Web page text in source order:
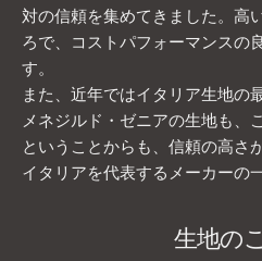
対の信頼を集めてきました。高
ろで、コストパフォーマンスの
す。
また、近年ではイタリア生地の
メネジルド・ゼニアの生地も、
ということからも、信頼の高さ
イタリアを代表するメーカーの
生地の